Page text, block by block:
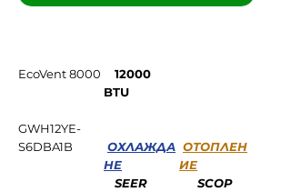
EcoVent 8000
12000
BTU
GWH12YE-
S6DBA1B
ОХЛАЖДА
НЕ
SEER
ОТОПЛЕН
ИЕ
SCOP